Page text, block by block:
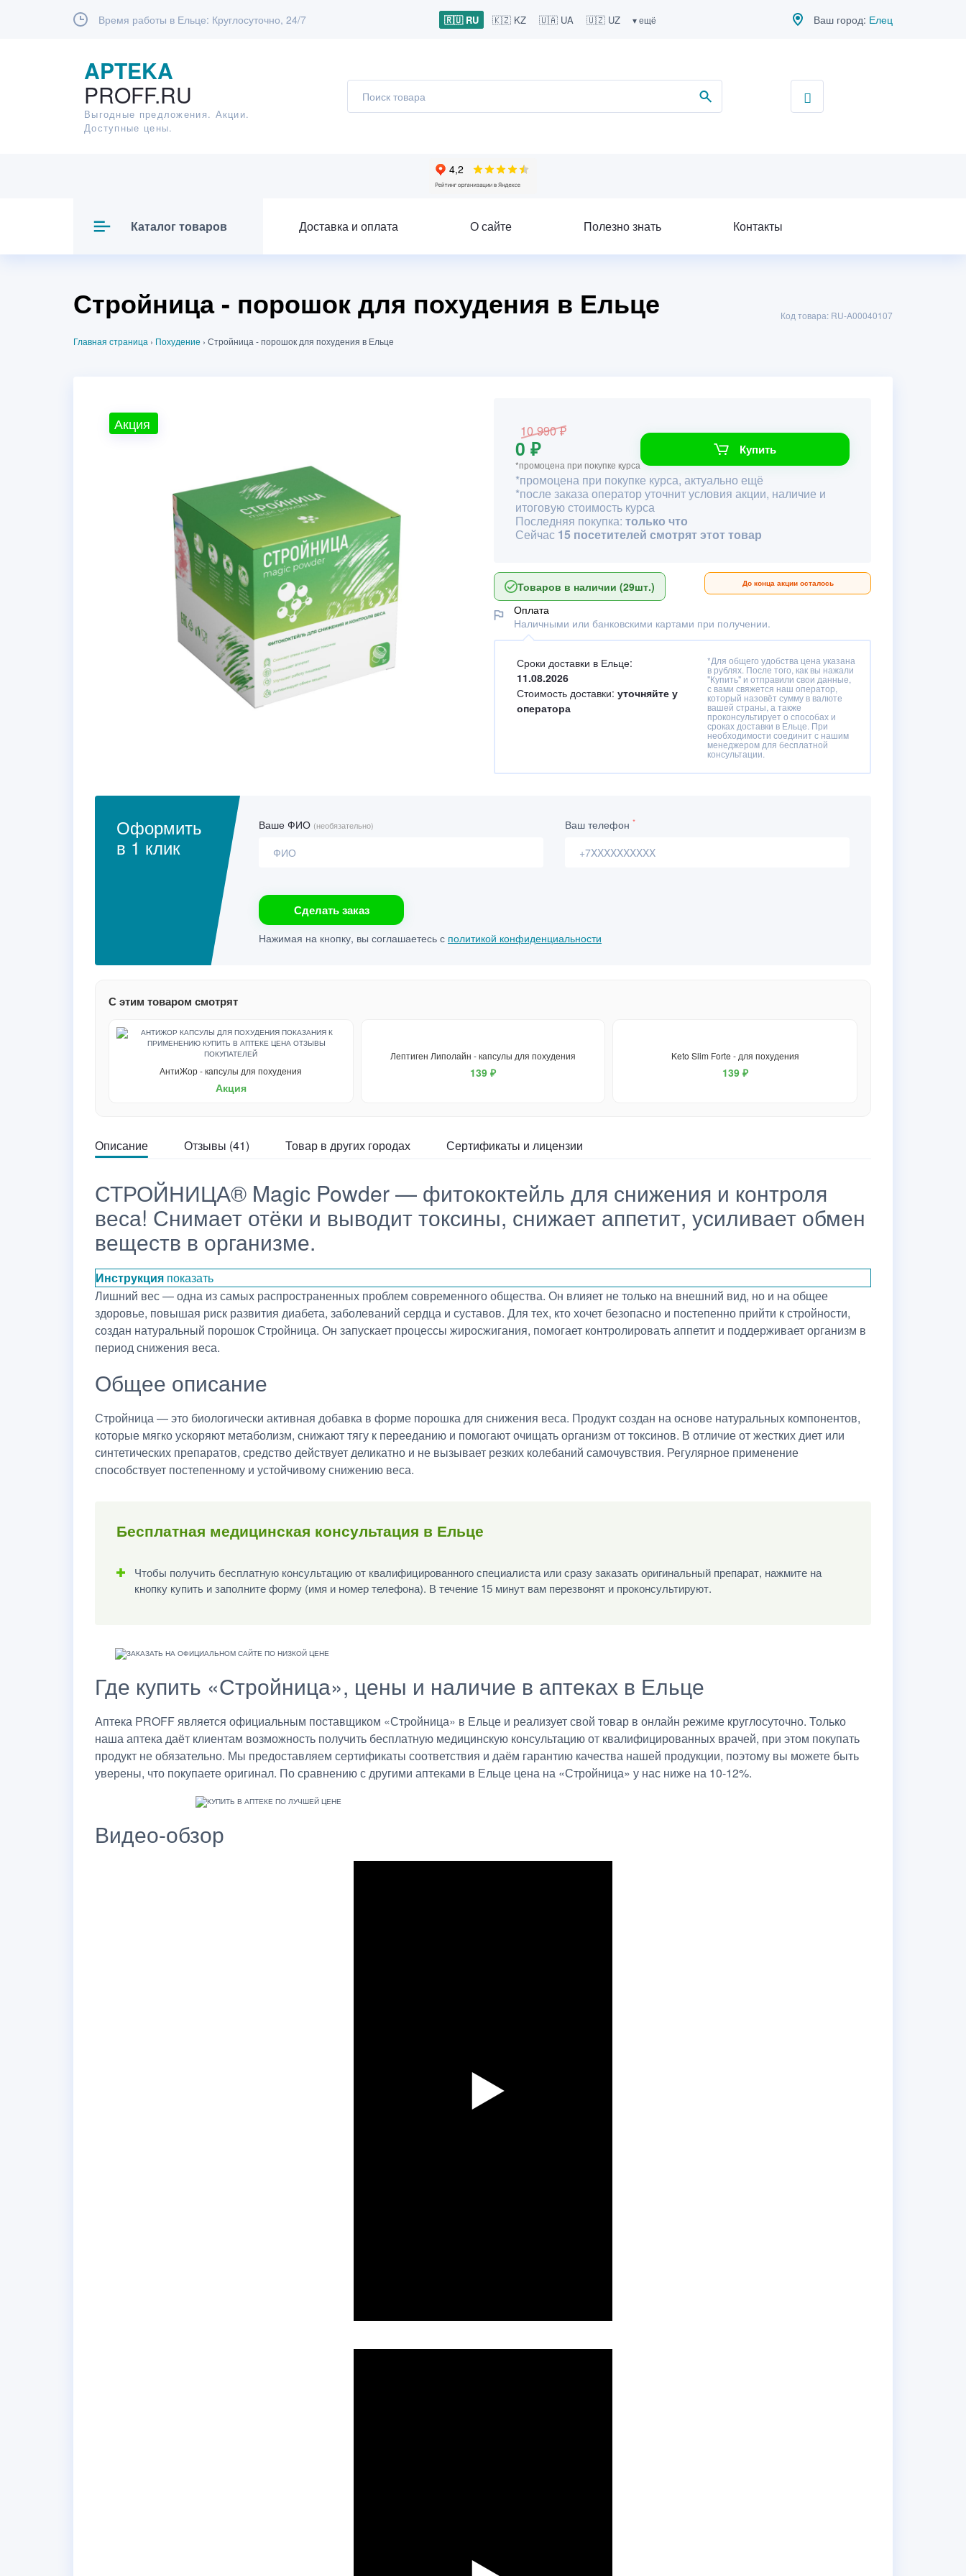
Время работы в Ельце: Круглосуточно, 24/7 🇷🇺 RU 🇰🇿 KZ 🇺🇦 UA 🇺🇿 UZ ▾ ещё Ваш город: Елец
APTEKA
PROFF.RU
Выгодные предложения. Акции.
Доступные цены.
Каталог товаров Доставка и оплата О сайте Полезно знать Контакты
Стройница - порошок для похудения в Ельце
Главная страница › Похудение › Стройница - порошок для похудения в Ельце
Код товара: RU-A00040107
Акция 10 990 ₽
0 ₽
*промоцена при покупке курса
Купить
*промоцена при покупке курса, актуально ещё
*после заказа оператор уточнит условия акции, наличие и
итоговую стоимость курса
Последняя покупка: только что
Сейчас 15 посетителей смотрят этот товар
Товаров в наличии (29шт.) До конца акции осталось
Оплата
Наличными или банковскими картами при получении.
Сроки доставки в Ельце:
11.08.2026
Стоимость доставки: уточняйте у
оператора
*Для общего удобства цена указана
в рублях. После того, как вы нажали
"Купить" и отправили свои данные,
с вами свяжется наш оператор,
который назовёт сумму в валюте
вашей страны, а также
проконсультирует о способах и
сроках доставки в Ельце. При
необходимости соединит с нашим
менеджером для бесплатной
консультации.
Оформить
в 1 клик
Ваше ФИО (необязательно) Ваш телефон *
Сделать заказ
Нажимая на кнопку, вы соглашаетесь с политикой конфиденциальности
С этим товаром смотрят
АнтиЖор - капсулы для похудения
Акция
Лептиген Липолайн - капсулы для похудения
139 ₽
Keto Slim Forte - для похудения
139 ₽
Описание Отзывы (41) Товар в других городах Сертификаты и лицензии
СТРОЙНИЦА® Magic Powder — фитококтейль для снижения и контроля
веса! Снимает отёки и выводит токсины, снижает аппетит, усиливает обмен
веществ в организме.
Инструкция показать
Лишний вес — одна из самых распространенных проблем современного общества. Он влияет не только на внешний вид, но и на общее
здоровье, повышая риск развития диабета, заболеваний сердца и суставов. Для тех, кто хочет безопасно и постепенно прийти к стройности,
создан натуральный порошок Стройница. Он запускает процессы жиросжигания, помогает контролировать аппетит и поддерживает организм в
период снижения веса.
Общее описание
Стройница — это биологически активная добавка в форме порошка для снижения веса. Продукт создан на основе натуральных компонентов,
которые мягко ускоряют метаболизм, снижают тягу к перееданию и помогают очищать организм от токсинов. В отличие от жестких диет или
синтетических препаратов, средство действует деликатно и не вызывает резких колебаний самочувствия. Регулярное применение
способствует постепенному и устойчивому снижению веса.
Бесплатная медицинская консультация в Ельце
Чтобы получить бесплатную консультацию от квалифицированного специалиста или сразу заказать оригинальный препарат, нажмите на
кнопку купить и заполните форму (имя и номер телефона). В течение 15 минут вам перезвонят и проконсультируют.
Где купить «Стройница», цены и наличие в аптеках в Ельце
Аптека PROFF является официальным поставщиком «Стройница» в Ельце и реализует свой товар в онлайн режиме круглосуточно. Только
наша аптека даёт клиентам возможность получить бесплатную медицинскую консультацию от квалифицированных врачей, при этом покупать
продукт не обязательно. Мы предоставляем сертификаты соответствия и даём гарантию качества нашей продукции, поэтому вы можете быть
уверены, что покупаете оригинал. По сравнению с другими аптеками в Ельце цена на «Стройница» у нас ниже на 10-12%.
Видео-обзор